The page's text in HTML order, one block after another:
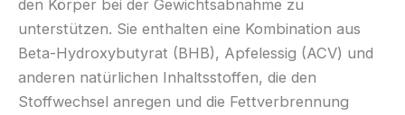
den Körper bei der Gewichtsabnahme zu
unterstützen. Sie enthalten eine Kombination aus
Beta-Hydroxybutyrat (BHB), Apfelessig (ACV) und
anderen natürlichen Inhaltsstoffen, die den
Stoffwechsel anregen und die Fettverbrennung